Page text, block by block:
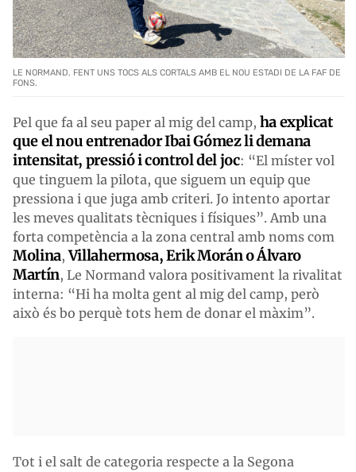
LE NORMAND, FENT UNS TOCS ALS CORTALS AMB EL NOU ESTADI DE LA FAF DE
FONS.
Pel que fa al seu paper al mig del camp, ha explicat
que el nou entrenador Ibai Gómez li demana
intensitat, pressió i control del joc: “El míster vol
que tinguem la pilota, que siguem un equip que
pressiona i que juga amb criteri. Jo intento aportar
les meves qualitats tècniques i físiques”. Amb una
forta competència a la zona central amb noms com
Molina,Villahermosa, Erik Morán o Álvaro
Martín, Le Normand valora positivament la rivalitat
interna: “Hi ha molta gent al mig del camp, però
això és bo perquè tots hem de donar el màxim”.
Tot i el salt de categoria respecte a la Segona